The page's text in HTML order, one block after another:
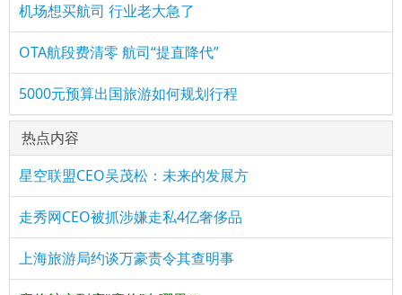
机场想买航司 行业老大急了
OTA航段费清零 航司“提直降代”
5000元预算出国旅游如何规划行程
热点内容
星空联盟CEO吴茂松：未来的发展方
走秀网CEO被抓涉嫌走私4亿奢侈品
上海旅游局约谈万豪责令其查明事